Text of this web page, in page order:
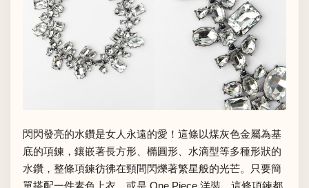
閃閃發亮的水鑽是女人永遠的愛！這條以煤灰色金屬為基
底的項鍊，鑲嵌著長方形、橢圓形、水滴型等多種形狀的
水鑽，整條項鍊彷彿在頸間閃爍著繁星般的光芒。只要簡